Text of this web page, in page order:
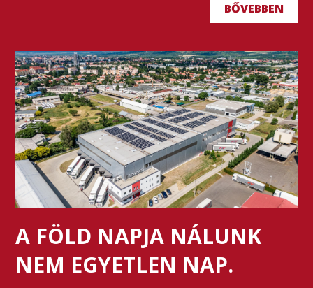
BŐVEBBEN
A FÖLD NAPJA NÁLUNK
NEM EGYETLEN NAP.